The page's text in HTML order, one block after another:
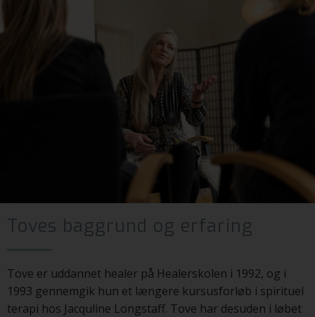
Toves baggrund og erfaring
Tove er uddannet healer på Healerskolen i 1992, og i
1993 gennemgik hun et længere kursusforløb i spirituel
terapi hos Jacquline Longstaff. Tove har desuden i løbet